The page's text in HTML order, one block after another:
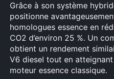
Grâce à son système
positionne
homologues essence en
CO2 d’environ 25 %. Un
obtient un rendement
V6 diesel tout en
moteur essence classique.